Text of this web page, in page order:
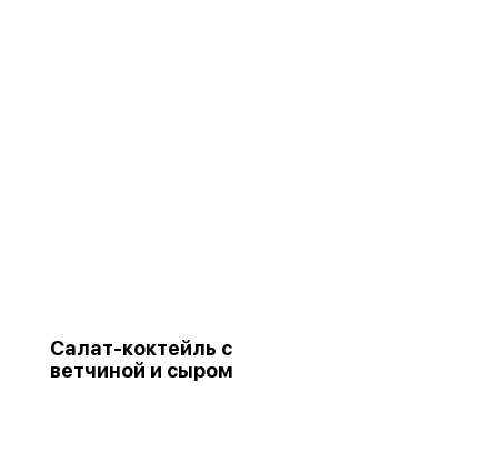
Салат-коктейль с
ветчиной и сыром